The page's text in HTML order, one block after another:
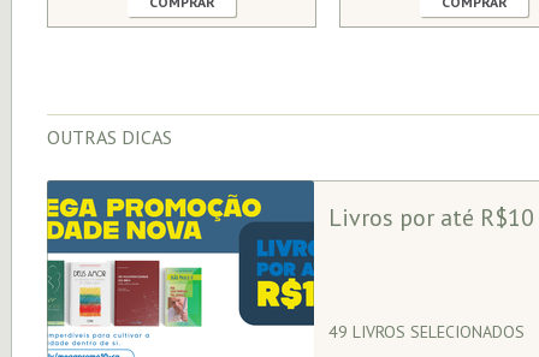
OUTRAS DICAS
Livros por até R$10
49 LIVROS SELECIONADOS